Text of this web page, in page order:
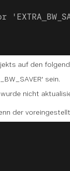
auf den
sein.
nicht
der